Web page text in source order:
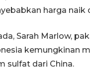
harga naik
Sarah Marlow,
kemungkinan
sulfat dari China.